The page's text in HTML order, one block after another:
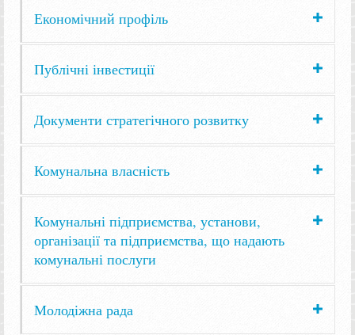
Економічний профіль
Публічні інвестиції
Документи стратегічного розвитку
Комунальна власність
Комунальні підприємства, установи,
організації та підприємства, що надають
комунальні послуги
Молодіжна рада